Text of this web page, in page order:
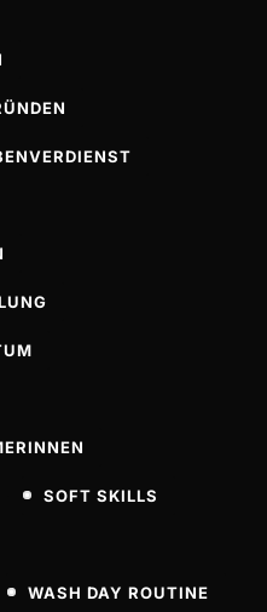
SOFT SKILLS
WASH DAY ROUTINE